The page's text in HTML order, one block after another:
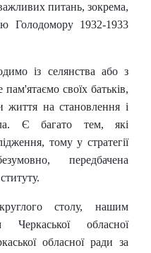
питань, зокрема,
Голодомору 1932-1933
із селянства або з
пам'ятаємо своїх батьків,
життя на становлення і
Є багато тем, які
тому у стратегії
передбачена
столу, нашим
Черкаської обласної
обласної ради за